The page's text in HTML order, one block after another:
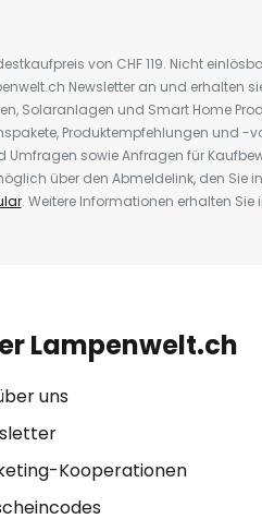
von CHF 119. Nicht
Newsletter an und erhalten
Solaranlagen und Smart Home
Produktempfehlungen und
Umfragen sowie Anfragen für
über den Abmeldelink, den Sie
. Weitere Informationen erhalten Sie
Lampenwelt.ch
uns
Kooperationen